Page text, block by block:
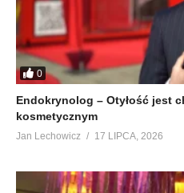
0
Endokrynolog – Otyłość jest
kosmetycznym
Jan Lechowicz 17 LIPCA, 2026